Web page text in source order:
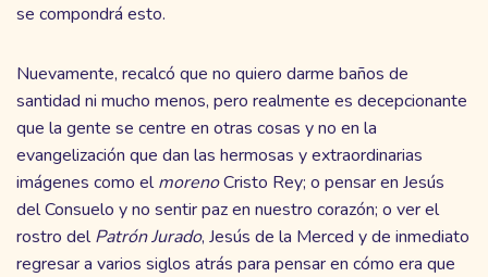
se compondrá esto.
Nuevamente, recalcó que no quiero darme baños de
santidad ni mucho menos, pero realmente es decepcionante
que la gente se centre en otras cosas y no en la
evangelización que dan las hermosas y extraordinarias
imágenes como elmorenoCristo Rey; o pensar en Jesús
del Consuelo y no sentir paz en nuestro corazón; o ver el
rostro delPatrón Jurado, Jesús de la Merced y de inmediato
regresar a varios siglos atrás para pensar en cómo era que